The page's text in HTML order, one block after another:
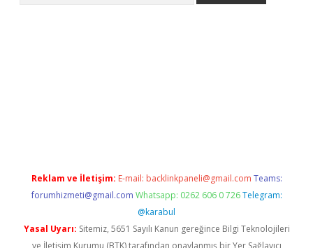
Reklam ve İletişim: E-mail: backlinkpaneli@gmail.com Teams:
forumhizmeti@gmail.com Whatsapp: 0262 606 0 726 Telegram:
@karabul
Yasal Uyarı: Sitemiz, 5651 Sayılı Kanun gereğince Bilgi Teknolojileri
ve İletişim Kurumu (BTK) tarafından onaylanmış bir Yer Sağlayıcı